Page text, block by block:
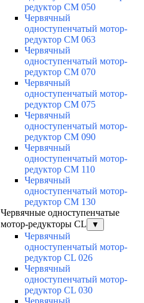
редуктор CM 050
Червячный
одноступенчатый мотор-
редуктор CM 063
Червячный
одноступенчатый мотор-
редуктор CM 070
Червячный
одноступенчатый мотор-
редуктор CM 075
Червячный
одноступенчатый мотор-
редуктор CM 090
Червячный
одноступенчатый мотор-
редуктор CM 110
Червячный
одноступенчатый мотор-
редуктор CM 130
Червячные одноступенчатые
мотор-редукторы CL
▼
Червячный
одноступенчатый мотор-
редуктор CL 026
Червячный
одноступенчатый мотор-
редуктор CL 030